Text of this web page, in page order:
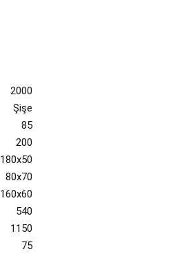
2000
Şişe
85
200
180x50
80x70
160x60
540
1150
75